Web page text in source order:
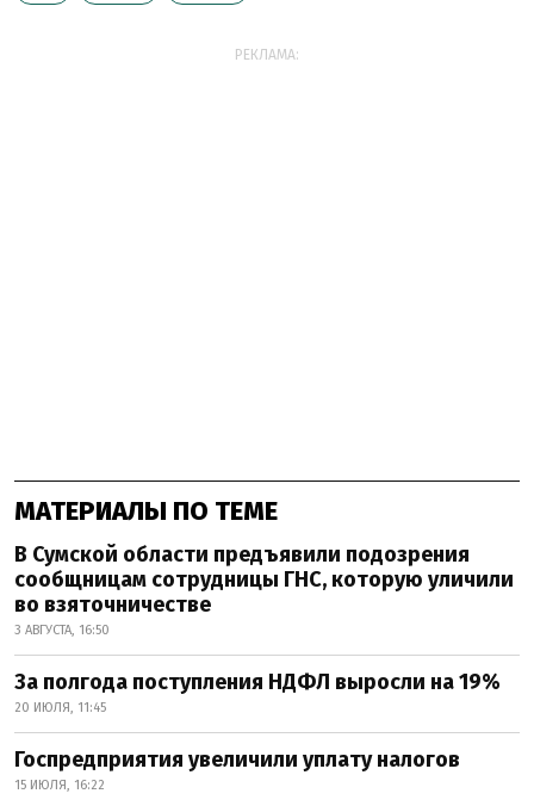
РЕКЛАМА:
МАТЕРИАЛЫ ПО ТЕМЕ
В Сумской области предъявили подозрения
сообщницам сотрудницы ГНС, которую уличили
во взяточничестве
3 АВГУСТА, 16:50
За полгода поступления НДФЛ выросли на 19%
20 ИЮЛЯ, 11:45
Госпредприятия увеличили уплату налогов
15 ИЮЛЯ, 16:22